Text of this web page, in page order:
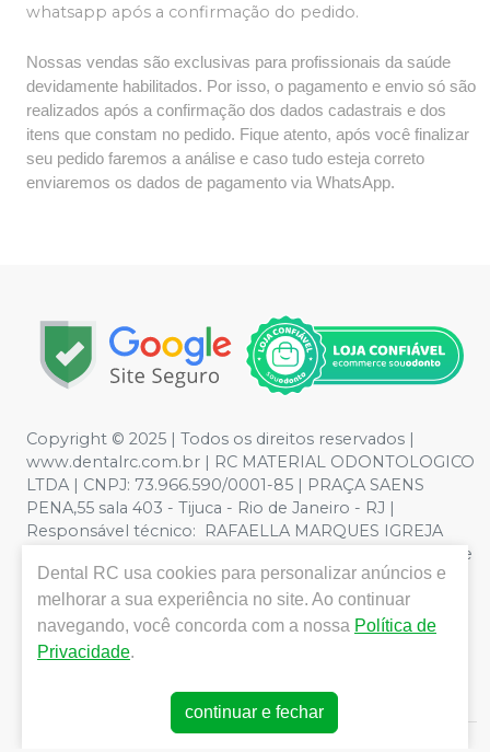
whatsapp após a confirmação do pedido.
Nossas vendas são exclusivas para profissionais da saúde
devidamente habilitados. Por isso, o pagamento e envio só são
realizados após a confirmação dos dados cadastrais e dos
itens que constam no pedido. Fique atento, após você finalizar
seu pedido faremos a análise e caso tudo esteja correto
enviaremos os dados de pagamento via WhatsApp.
Copyright © 2025 | Todos os direitos reservados |
www.dentalrc.com.br | RC MATERIAL ODONTOLOGICO
LTDA | CNPJ: 73.966.590/0001-85 | PRAÇA SAENS
PENA,55 sala 403 - Tijuca - Rio de Janeiro - RJ |
Responsável técnico: RAFAELLA MARQUES IGREJA
DOS SANTOS CRO/RJ nº 55115 | Política de Privacidade e
Segurança - Fotos meramente ilustrativas - Os preços e
condições da loja virtual estão sujeitos a alterações. Em
caso de divergência de preços no site, o valor válido é o
do Carrinho de Compra. Não vendemos por atacado,
compras de grandes volumes pelo site.
Dental RC usa cookies para personalizar anúncios e
melhorar a sua experiência no site. Ao continuar
navegando, você concorda com a nossa Política de
Privacidade.
continuar e fechar